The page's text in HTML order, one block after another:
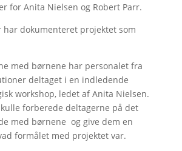
for Anita Nielsen og Robert Parr.
har dokumenteret projektet som
med børnene har personalet fra
deltaget i en indledende
workshop, ledet af Anita Nielsen.
forberede deltagerne på det
med børnene og give dem en
formålet med projektet var.